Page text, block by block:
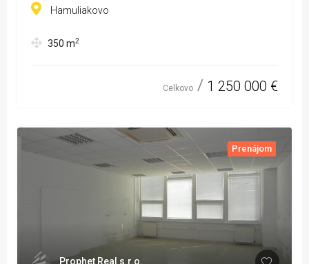
Hamuliakovo
350 m2
Celkovo 1 250 000 €
Prenájom
Prophet Real s.r.o.